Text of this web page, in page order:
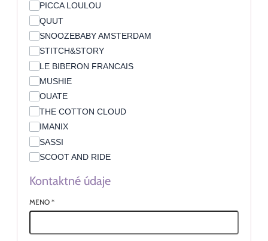
PICCA LOULOU
QUUT
SNOOZEBABY AMSTERDAM
STITCH&STORY
LE BIBERON FRANCAIS
MUSHIE
OUATE
THE COTTON CLOUD
IMANIX
SASSI
SCOOT AND RIDE
Kontaktné údaje
MENO *